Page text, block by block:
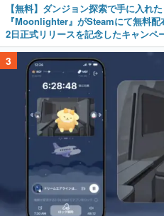
【無料】ダンジョン探索で手に入れ
『Moonlighter』がSteamにて無料
2日正式リリースを記念したキャンペ
3